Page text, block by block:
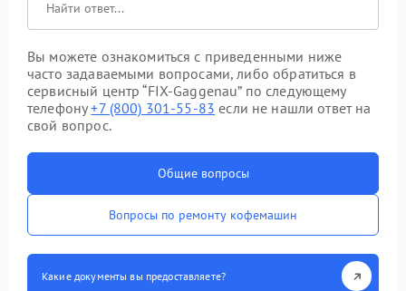
Вы можете ознакомиться с приведенными ниже
часто задаваемыми вопросами, либо обратиться в
сервисный центр “FIX-Gaggenau” по следующему
телефону+7 (800) 301-55-83 если не нашли ответ на
свой вопрос.
Общие вопросы
Вопросы по ремонту кофемашин
Какие документы вы предоставляете?